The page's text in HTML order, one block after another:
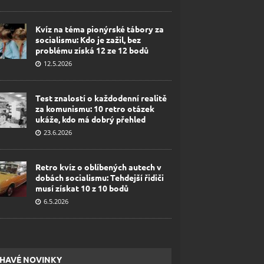
Kvíz na téma pionýrské tábory za
socialismu: Kdo je zažil, bez
problému získá 12 ze 12 bodů
12.5.2026
Test znalostí o každodenní realitě
za komunismu: 10 retro otázek
ukáže, kdo má dobrý přehled
23.6.2026
Retro kvíz o oblíbených autech v
dobách socialismu: Tehdejší řidiči
musí získat 10 z 10 bodů
6.5.2026
NOVINKY